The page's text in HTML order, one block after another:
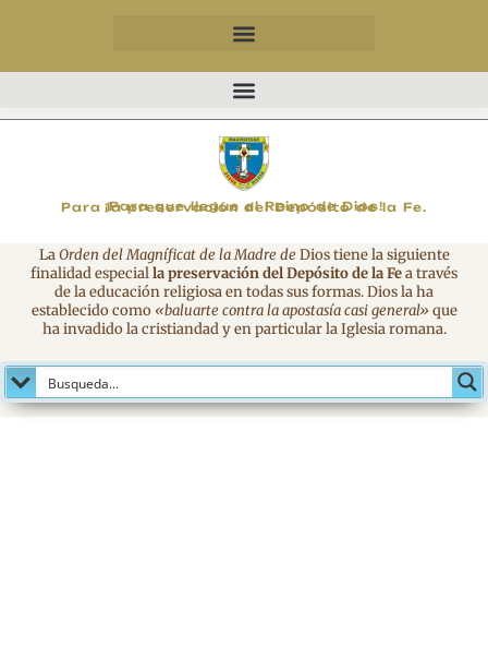
Para la preservación del Depósito de la Fe.
¡Para que llegue el Reino de Dios!
MAGNIFICAT
LaOrden del Magníficat de la Madre deDios tiene la siguiente
finalidad especialla preservación del Depósito de la Fea través
de la educación religiosa en todas sus formas. Dios la ha
establecido como«baluarte contra la apostasía casi general» que
ha invadido la cristiandad y en particular la Iglesia romana.